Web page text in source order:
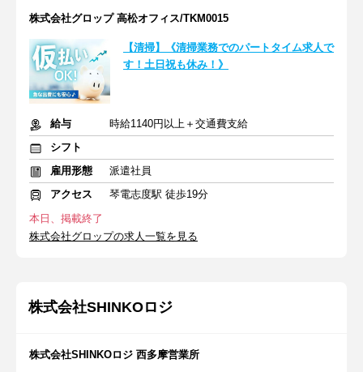
株式会社グロップ 高松オフィス/TKM0015
【清掃】《清掃業務でのパートタイム求人で
す！土日祝も休み！》
給与
時給1140円以上＋交通費支給
シフト
雇用形態
派遣社員
アクセス
琴電志度駅 徒歩19分
本日、掲載終了
株式会社グロップの求人一覧を見る
株式会社SHINKOロジ
株式会社SHINKOロジ 西多摩営業所